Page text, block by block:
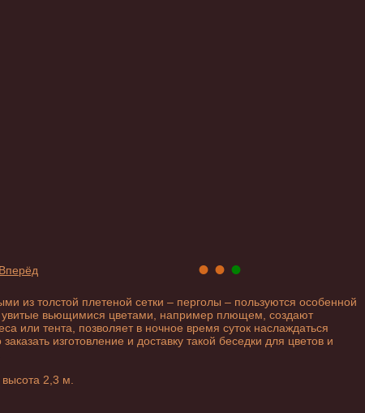
Вперёд •••
из толстой плетеной сетки – перголы – пользуются особенной
увитые вьющимися цветами, например плющем, создают
или тента, позволяет в ночное время суток наслаждаться
изготовление и доставку такой беседки для цветов и
2,3 м.